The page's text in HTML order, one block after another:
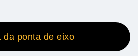
da ponta de eixo